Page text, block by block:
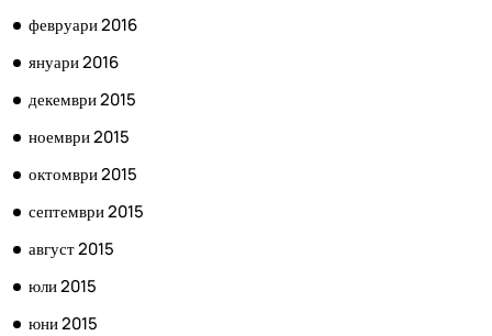
февруари 2016
януари 2016
декември 2015
ноември 2015
октомври 2015
септември 2015
август 2015
юли 2015
юни 2015